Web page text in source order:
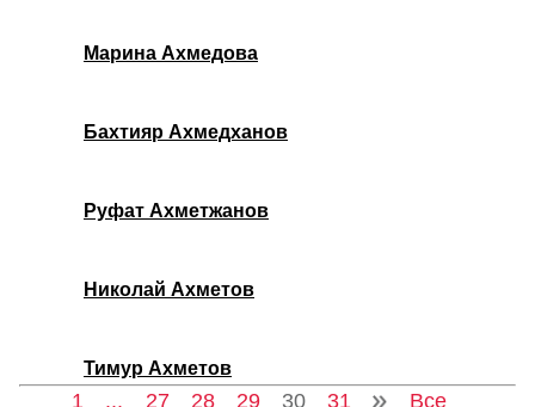
Марина Ахмедова
Бахтияр Ахмедханов
Руфат Ахметжанов
Николай Ахметов
Тимур Ахметов
1 ... 27 28 29 30 31 Все